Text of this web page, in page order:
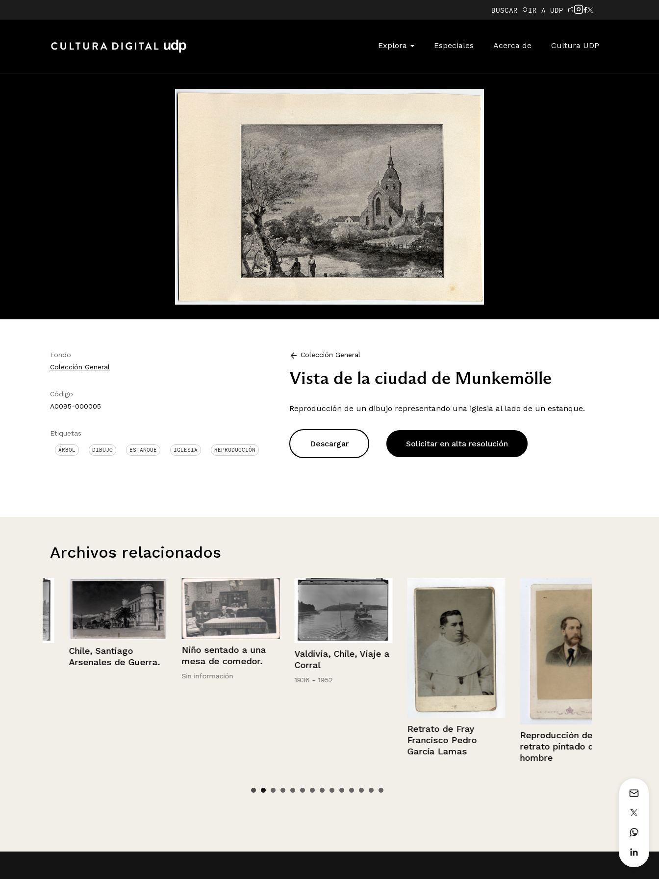
BUSCAR IR A UDP
Explora Especiales Acerca de Cultura UDP
Fondo
Colección General
Código
A0095-000005
Etiquetas
ÁRBOL DIBUJO ESTANQUE IGLESIA REPRODUCCIÓN
Colección General
Vista de la ciudad de Munkemölle
Reproducción de un dibujo representando una iglesia al lado de un estanque.
Descargar Solicitar en alta resolución
Archivos relacionados
Chile, Santiago
Arsenales de Guerra.
Niño sentado a una
mesa de comedor.
Sin información
Valdivia, Chile, Viaje a
1936 - 1952
Retrato de Fray
Francisco Pedro
García Lamas
Reproducción de un
retrato pintado de un
hombre